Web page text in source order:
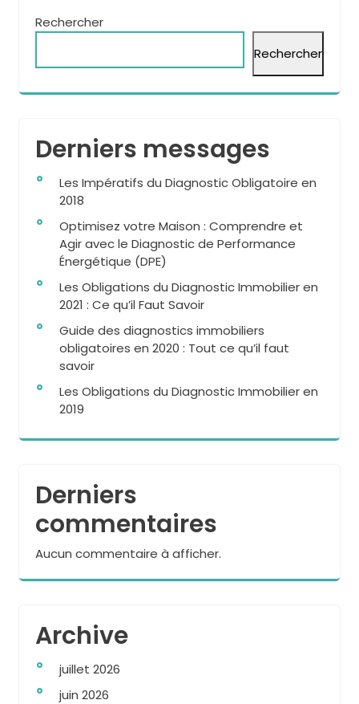
Rechercher
Rechercher
Derniers messages
Les Impératifs du Diagnostic Obligatoire en
2018
Optimisez votre Maison : Comprendre et
Agir avec le Diagnostic de Performance
Énergétique (DPE)
Les Obligations du Diagnostic Immobilier en
2021 : Ce qu’il Faut Savoir
Guide des diagnostics immobiliers
obligatoires en 2020 : Tout ce qu’il faut
savoir
Les Obligations du Diagnostic Immobilier en
2019
Derniers
commentaires
Aucun commentaire à afficher.
Archive
juillet 2026
juin 2026